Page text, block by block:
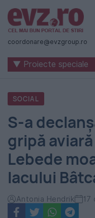
Știri
naționale
internaționale
România
-
Evenimentul
Zilei
coordonare@evzgroup.ro
▼ Proiecte speciale
SOCIAL
S-a
gripă
Lebede
lacului
Antonia Hendrik 17